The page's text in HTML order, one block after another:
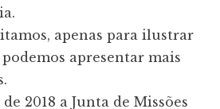
apenas para ilustrar
apresentar mais
2018 a Junta de Missões